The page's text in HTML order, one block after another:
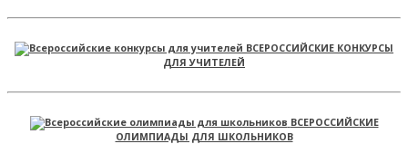
ВСЕРОССИЙСКИЕ КОНКУРСЫ
ДЛЯ УЧИТЕЛЕЙ
ВСЕРОССИЙСКИЕ
ОЛИМПИАДЫ ДЛЯ ШКОЛЬНИКОВ